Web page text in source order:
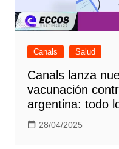
Canals Salud
Canals lanza
vacunación
argentina: todo
28/04/2025